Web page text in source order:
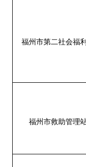
福州市第二社会福
福州市救助管理